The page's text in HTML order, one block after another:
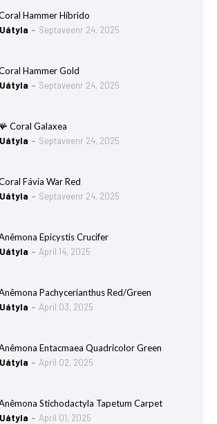
Hammer Híbrido
Uátyla
Septaveenr 24, 2025
Hammer Gold
Uátyla
Septaveenr 24, 2025
Coral Galaxea
Uátyla
Septaveenr 24, 2025
Fávia War Red
Uátyla
Septaveenr 24, 2025
Epicystis Crucifer
Uátyla
April 14, 2025
Pachycerianthus Red/Green
Uátyla
April 03, 2025
Entacmaea Quadricolor Green
Uátyla
April 02, 2025
Stichodactyla Tapetum Carpet
Uátyla
April 01, 2025